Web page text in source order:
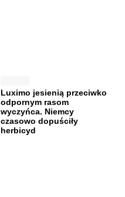
Luximo jesienią przeciwko
odpornym rasom
wyczyńca. Niemcy
czasowo dopuściły
herbicyd